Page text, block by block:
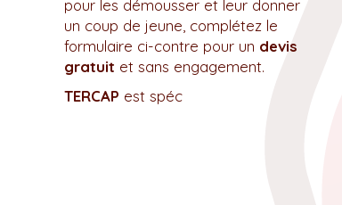
pour les démousser et leur donner
un coup de jeune, complétez le
formulaire ci-contre pour un devis
gratuit et sans engagement.
TERCAP est spéc